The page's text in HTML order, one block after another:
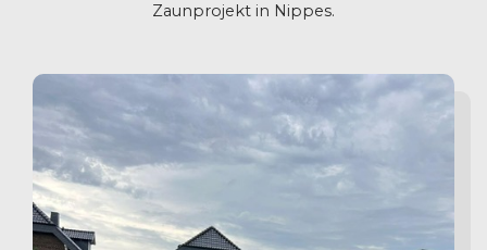
Zaunprojekt in Nippes.